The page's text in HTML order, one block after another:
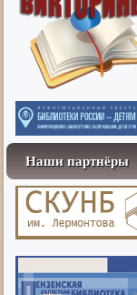
Наши партнёры